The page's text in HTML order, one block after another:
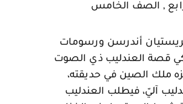
, الصف الخامس
أندرسن ورسومات
قصة العندليب ذي الصوت
ملك الصين في حديقته،
آليّ، فيطلب العندليب